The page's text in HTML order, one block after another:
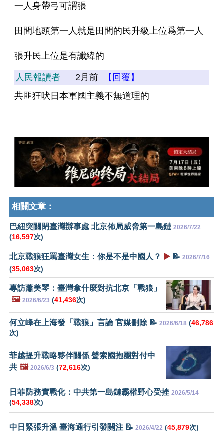
一人身帶弓可謂張
田間地頭第一人就是田間的民升級上位爲第一人
張升民上位是有讖緯的
人民報讀者 2月前
【回覆】
共匪狂吠日本軍國主義不無道理的
相關文章：
巴紐突關閉臺灣辦事處 北京佈局威脅第一島鏈 2026/7/22
(16,597次)
北京戰狼狂罵臺灣女生：你是不是中國人？ ▶️ 📝 2026/7/16
(35,063次)
專訪蕭美琴：臺灣拿什麼對抗北京「戰狼」
🖼️ 2026/6/23 (41,436次)
何立峰在上海發「戰狼」言論 官媒刪除 📝 2026/6/18 (46,786
次)
菲越提升戰略夥伴關係 聲索國抱團對付中
共 🖼️ 2026/6/3 (72,616次)
日菲防務實戰化：中共第一島鏈霸權野心受挫 2026/5/14
(54,338次)
中日緊張升溫 臺海通行引發關注 📝 2026/4/22 (45,879次)